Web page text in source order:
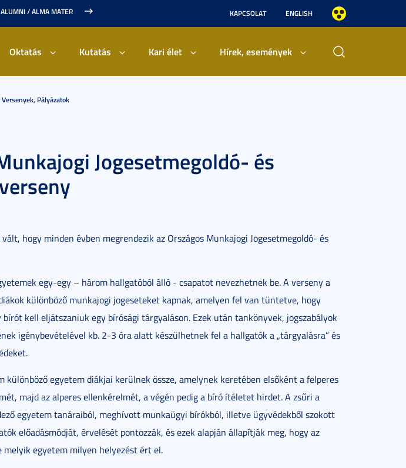
ALUMNI / ALMA MATER KAPCSOLAT ENGLISH
Oktatás Kutatás Kari élet Hírek, események
Pályázatok
Jogesetmegoldó- és
hogy minden évben megrendezik az Országos Munkajogi Jogesetmegoldó- és
egy-egy – három hallgatóból álló - csapatot nevezhetnek be. A verseny a
különböző munkajogi jogeseteket kapnak, amelyen fel van tüntetve, hogy
kell eljátszaniuk egy bírósági tárgyaláson. Ezek után tankönyvek, jogszabályok
igénybevételével kb. 2-3 óra alatt készülhetnek fel a hallgatók a „tárgyalásra” és
különböző egyetem diákjai kerülnek össze, amelynek keretében elsőként a felperes
majd az alperes ellenkérelmét, a végén pedig a bíró ítéletet hirdet. A zsűri a
egyetem tanáraiból, meghívott munkaügyi bírókból, illetve ügyvédekből szokott
előadásmódját, érvelését pontozzák, és ezek alapján állapítják meg, hogy az
egyetem milyen helyezést ért el.